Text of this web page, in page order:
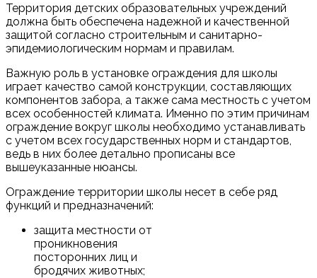
Территория детских образовательных учреждений
должна быть обеспечена надежной и качественной
защитой согласно строительным и санитарно-
эпидемиологическим нормам и правилам.
Важную роль в установке ограждения для школы
играет качество самой конструкции, составляющих
компонентов забора, а также сама местность с учетом
всех особенностей климата. Именно по этим причинам
ограждение вокруг школы необходимо устанавливать
с учетом всех государственных норм и стандартов,
ведь в них более детально прописаны все
вышеуказанные нюансы.
Ограждение территории школы несет в себе ряд
функций и предназначений:
защита местности от
проникновения
посторонних лиц и
бродячих животных;